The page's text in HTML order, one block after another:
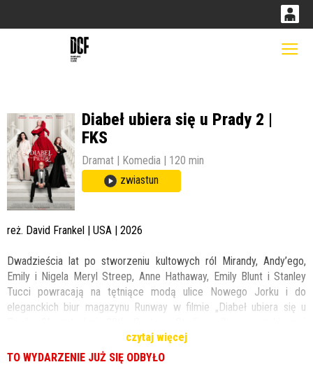
14
Diabeł ubiera się u Prady 2 |
FKS
Dramat | Komedia | 120 min
zwiastun
reż. David Frankel | USA | 2026
Dwadzieścia lat po stworzeniu kultowych ról Mirandy, Andy’ego,
Emily i Nigela Meryl Streep, Anne Hathaway, Emily Blunt i Stanley
Tucci powracają na tętniące modą ulice Nowego Jorku i do
eleganckich biur magazynu Runway w filmie „Diabeł ubiera się u
kontynuacji fenomenalnego hitu z 2006 roku, który ukształtował
całe pokolenie.
czytaj więcej
TO WYDARZENIE JUŻ SIĘ ODBYŁO